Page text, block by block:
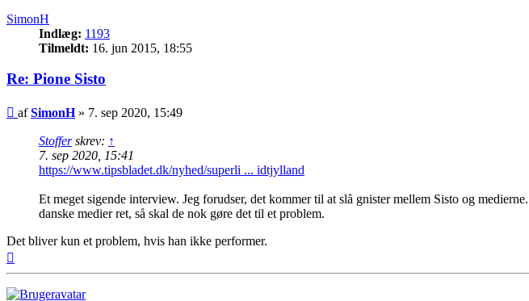
SimonH
Indlæg: 1193
Tilmeldt: 16. jun 2015, 18:55
Re: Pione Sisto
Indlæg
afSimonH» 7. sep 2020, 15:49
Stofferskrev: ↑
7. sep 2020, 15:41
https://www.tipsbladet.dk/nyhed/superli ... idtjylland
Et meget sigende interview. Jeg forudser, det kommer til at slå gnister mellem Sisto og
danske medier ret, så skal de nok gøre det til et problem.
Det bliver kun et problem, hvis han ikke performer.